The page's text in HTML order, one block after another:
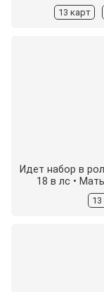
13 карт
Идет набор в
18 в лс •